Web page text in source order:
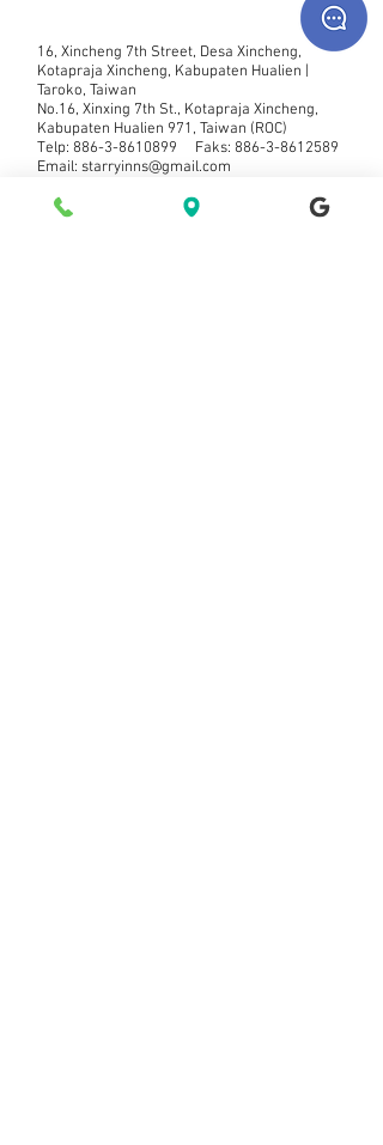
16, Xincheng 7th Street, Desa Xincheng,
Kotapraja Xincheng, Kabupaten Hualien |
Taroko, Taiwan
No.16, Xinxing 7th St., Kotapraja Xincheng,
Kabupaten Hualien 971, Taiwan (ROC)
Telp: 886-3-8610899 Faks: 886-3-8612589
Email: starryinns@gmail.com
票券查詢